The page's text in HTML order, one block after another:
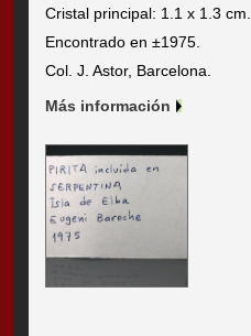
Cristal principal: 1.1 x 1.3 cm.
Encontrado en ±1975.
Col. J. Astor, Barcelona.
Más información